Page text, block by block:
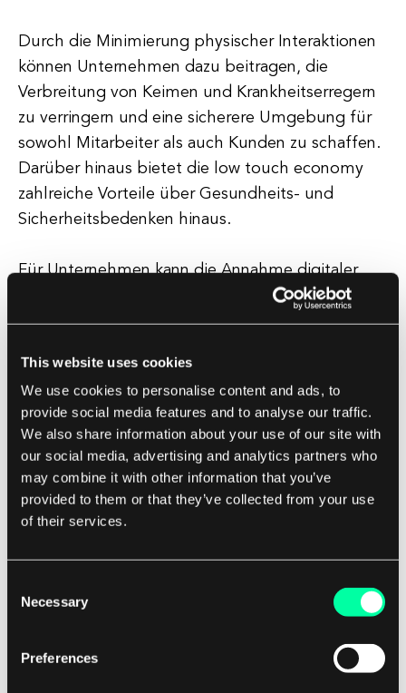
This website uses cookies
We use cookies to personalise content and ads, to
provide social media features and to analyse our traffic.
We also share information about your use of our site with
our social media, advertising and analytics partners who
may combine it with other information that you’ve
provided to them or that they’ve collected from your use
of their services.
Selection
Necessary
Preferences
Durch die Minimierung physischer Interaktionen
können Unternehmen dazu beitragen, die
Verbreitung von Keimen und Krankheitserregern
zu verringern und eine sicherere Umgebung für
sowohl Mitarbeiter als auch Kunden zu schaffen.
Darüber hinaus bietet die low touch economy
zahlreiche Vorteile über Gesundheits- und
Sicherheitsbedenken hinaus.
Für Unternehmen kann die Annahme digitaler
Kosteneinsparungen und Skalierbarkeit führen.
Durch die Optimierung von Prozessen und die
Automatisierung von Aufgaben können
Unternehmen ihre Gesamtoperationen
verbessern und besser auf die Bedürfnisse ihrer
Kunden eingehen. Für Verbraucher bietet die low
touch economy größere Bequemlichkeit und
Flexibilität.
Lebensmittel zur Lieferung zu bestellen und
Individuen Zeit und Aufwand sparen, während sie